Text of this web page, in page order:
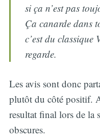
si ça n’est pas
Ça canarde dans
c’est du classique
regarde.
Les avis sont donc
plutôt du côté positif.
resultat final lors de la
obscures.